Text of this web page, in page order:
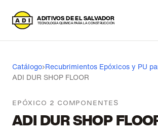
A DITIVOS DE EL SALVADOR
T ECNOLOGÍA QUÍMICA PARA LA CONSTRUCCIÓN
Catálogo›Recubrimientos Epóxicos y PU
ADI DUR SHOP FLOOR
EPÓXICO 2 COMPONENTES
ADI DUR SHOP